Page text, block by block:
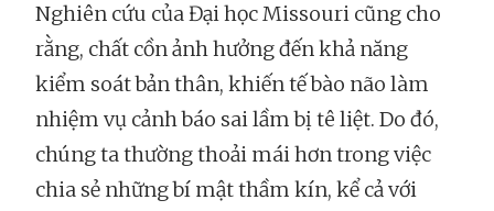
Nghiên cứu của Đại học Missouri cũng cho
rằng, chất cồn ảnh hưởng đến khả năng
kiểm soát bản thân, khiến tế bào não làm
nhiệm vụ cảnh báo sai lầm bị tê liệt. Do đó,
chúng ta thường thoải mái hơn trong việc
chia sẻ những bí mật thầm kín, kể cả với